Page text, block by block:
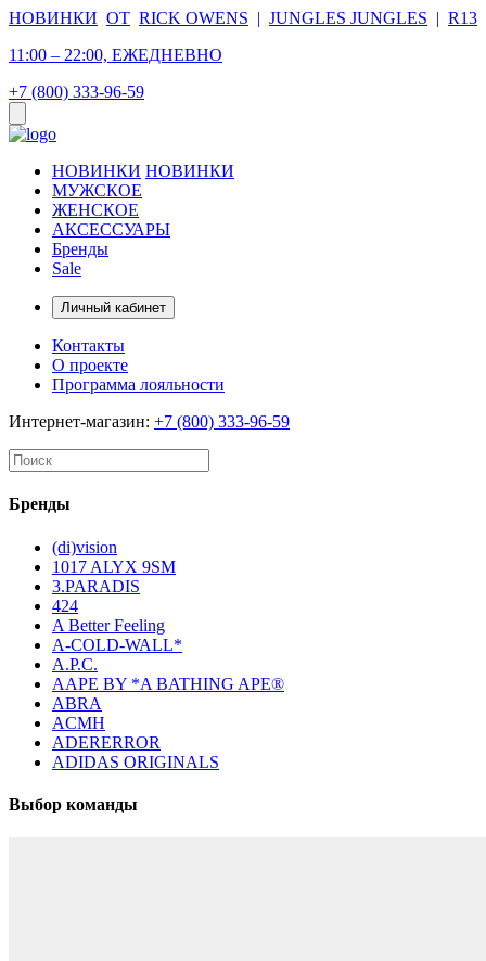
НОВИНКИ ОТ RICK OWENS | JUNGLES JUNGLES | R13
11:00 – 22:00, ЕЖЕДНЕВНО
+7 (800) 333-96-59
НОВИНКИ НОВИНКИ
МУЖСКОЕ
ЖЕНСКОЕ
АКСЕССУАРЫ
Бренды
Sale
Личный кабинет
Контакты
О проекте
Программа лояльности
Интернет-магазин: +7 (800) 333-96-59
Бренды
(di)vision
1017 ALYX 9SM
3.PARADIS
424
A Better Feeling
A-COLD-WALL*
A.P.C.
AAPE BY *A BATHING APE®
ABRA
ACMH
ADERERROR
ADIDAS ORIGINALS
Выбор команды